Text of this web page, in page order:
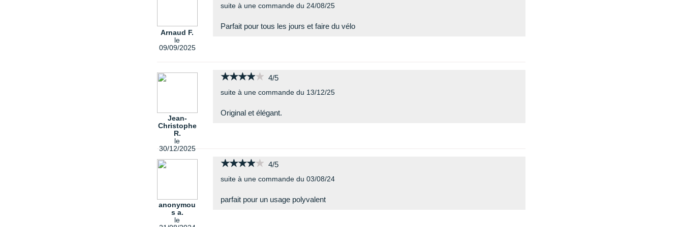
Arnaud F.
le
09/09/2025
suite à une commande du 24/08/25
Parfait pour tous les jours et faire du vélo
Jean-
Christophe
R.
le
30/12/2025
★★★★★
★★★★★ 4/5
suite à une commande du 13/12/25
Original et élégant.
anonymou
s a.
le
★★★★★
★★★★★ 4/5
suite à une commande du 03/08/24
parfait pour un usage polyvalent